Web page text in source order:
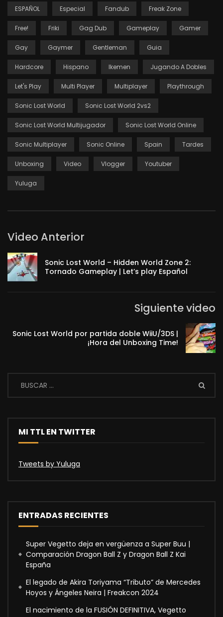
ESPAÑOL Especial Fandub Freak Zone
Free! Friki Gag Dub Gameplay Gamer
Gay Gaymer Gentleman Guia
Hardcore Hispano Ikemen Jugando A Dobles
Let's Play Multi Player Multiplayer Playthrough
Sonic Lost World Sonic Lost World 2vs2
Sonic Lost World Multijugador Sonic Lost World Online
Sonic Multiplayer Sonic Online Spain Tardes
Unboxing Video Vlogger Youtuber
Yuluga
Video Anterior
Sonic Lost World – Hidden World Zone 2:
Tornado Gameplay | Let’s play Español
Siguiente video
Sonic Lost World por partida doble WiiU/3DS |
¡Hora del Unboxing Time!
MI TTL EN TWITTER
Tweets by Yuluga
ENTRADAS RECIENTES
Super Vegetto deja en vergüenza a Super Buu |
Comparación Dragon Ball Z y Dragon Ball Z Kai
España
El legado de Akira Toriyama “Tributo” de Mercedes
Hoyos y Ángeles Neira | Freakcon 2024
El nacimiento de la FUSIÓN DEFINITIVA, Vegetto